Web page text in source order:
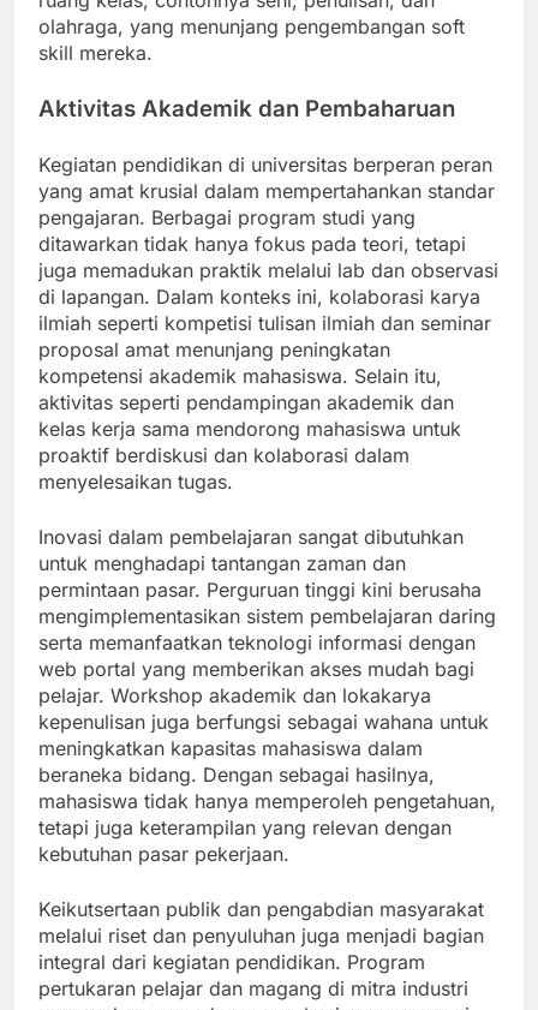
olahraga, yang menunjang pengembangan soft
skill mereka.
Aktivitas Akademik dan Pembaharuan
Kegiatan pendidikan di universitas berperan peran
yang amat krusial dalam mempertahankan standar
pengajaran. Berbagai program studi yang
ditawarkan tidak hanya fokus pada teori, tetapi
juga memadukan praktik melalui lab dan observasi
di lapangan. Dalam konteks ini, kolaborasi karya
ilmiah seperti kompetisi tulisan ilmiah dan seminar
proposal amat menunjang peningkatan
kompetensi akademik mahasiswa. Selain itu,
aktivitas seperti pendampingan akademik dan
kelas kerja sama mendorong mahasiswa untuk
proaktif berdiskusi dan kolaborasi dalam
menyelesaikan tugas.
Inovasi dalam pembelajaran sangat dibutuhkan
untuk menghadapi tantangan zaman dan
permintaan pasar. Perguruan tinggi kini berusaha
mengimplementasikan sistem pembelajaran daring
serta memanfaatkan teknologi informasi dengan
web portal yang memberikan akses mudah bagi
pelajar. Workshop akademik dan lokakarya
kepenulisan juga berfungsi sebagai wahana untuk
meningkatkan kapasitas mahasiswa dalam
beraneka bidang. Dengan sebagai hasilnya,
mahasiswa tidak hanya memperoleh pengetahuan,
tetapi juga keterampilan yang relevan dengan
kebutuhan pasar pekerjaan.
Keikutsertaan publik dan pengabdian masyarakat
melalui riset dan penyuluhan juga menjadi bagian
integral dari kegiatan pendidikan. Program
pertukaran pelajar dan magang di mitra industri